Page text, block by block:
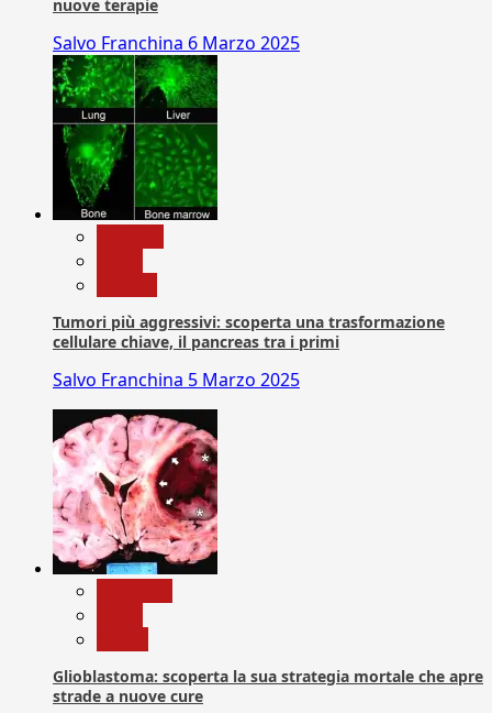
nuove terapie
Salvo Franchina 6 Marzo 2025
Tumori più aggressivi: scoperta una trasformazione
cellulare chiave, il pancreas tra i primi
Salvo Franchina 5 Marzo 2025
Glioblastoma: scoperta la sua strategia mortale che apre
strade a nuove cure